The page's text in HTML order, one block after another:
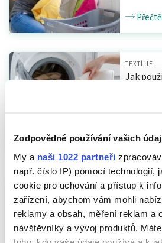
Zodpovědné používání vašich
My a naši 1022 partneři
např. číslo IP) pomocí technologií,
cookie pro uchování a přístup k
zařízení, abychom vám mohli
reklamy a obsah, měření reklam a
návštěvníky a vývoj produktů.
TEXTÍLIE
Jak
TEXTÍLIE
Jak
zápach
oblečení